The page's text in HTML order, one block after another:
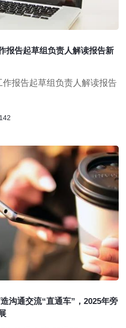
报告起草组负责人解读报告新
报告起草组负责人解读报告
沟通交流“直通车”，2025年旁